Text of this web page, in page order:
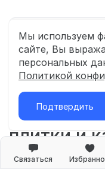
Мы используем
сайте, Вы
персональных
Политикой
Подтвердить
1
Салон
плитки и
ДомДаКомфорт – это
Связаться